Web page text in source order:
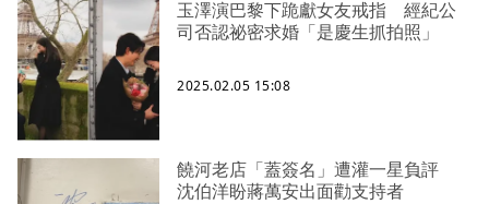
玉澤演巴黎下跪獻女友戒指 經紀公
司否認祕密求婚「是慶生抓拍照」
2025.02.05 15:08
饒河老店「蓋簽名」遭灌一星負評
沈伯洋盼蔣萬安出面勸支持者